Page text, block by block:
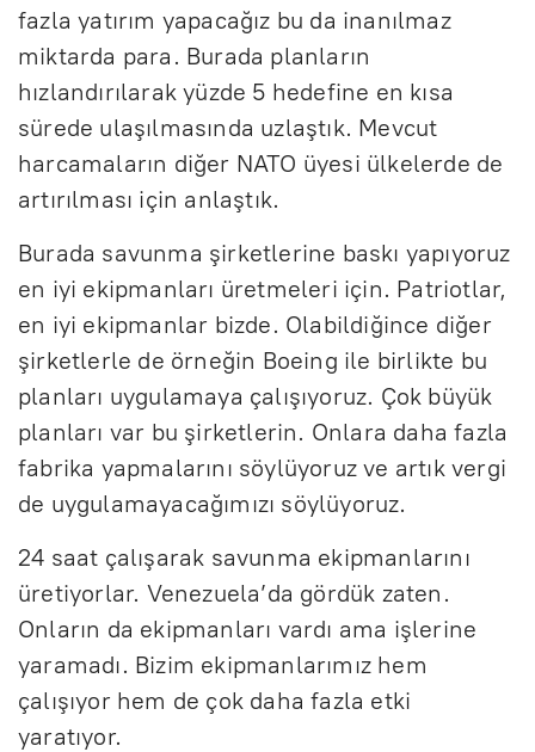
fazla yatırım yapacağız bu da inanılmaz
miktarda para. Burada planların
hızlandırılarak yüzde 5 hedefine en kısa
sürede ulaşılmasında uzlaştık. Mevcut
harcamaların diğer NATO üyesi ülkelerde de
artırılması için anlaştık.
Burada savunma şirketlerine baskı yapıyoruz
en iyi ekipmanları üretmeleri için. Patriotlar,
en iyi ekipmanlar bizde. Olabildiğince diğer
şirketlerle de örneğin Boeing ile birlikte bu
planları uygulamaya çalışıyoruz. Çok büyük
planları var bu şirketlerin. Onlara daha fazla
fabrika yapmalarını söylüyoruz ve artık vergi
de uygulamayacağımızı söylüyoruz.
24 saat çalışarak savunma ekipmanlarını
üretiyorlar. Venezuela’da gördük zaten.
Onların da ekipmanları vardı ama işlerine
yaramadı. Bizim ekipmanlarımız hem
çalışıyor hem de çok daha fazla etki
yaratıyor.